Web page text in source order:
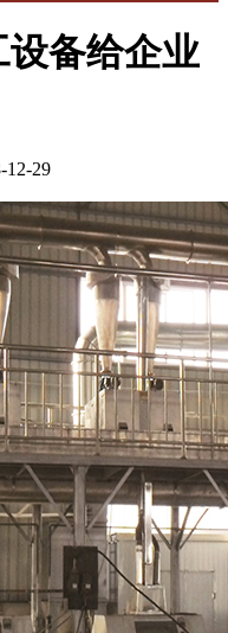
设备给企业
12-29